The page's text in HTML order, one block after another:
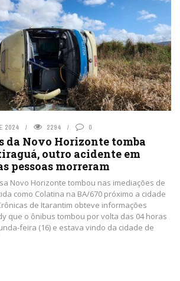
2024 2294 0
da Novo Horizonte tomba
outro acidente em
pessoas morreram
Novo Horizonte tombou nas imediações de
como Colatina na BA/670 próximo a cidade
de Itarantim obteve informações
que o ônibus tombou por volta das 04 horas
feira (16) e estava vindo da cidade de